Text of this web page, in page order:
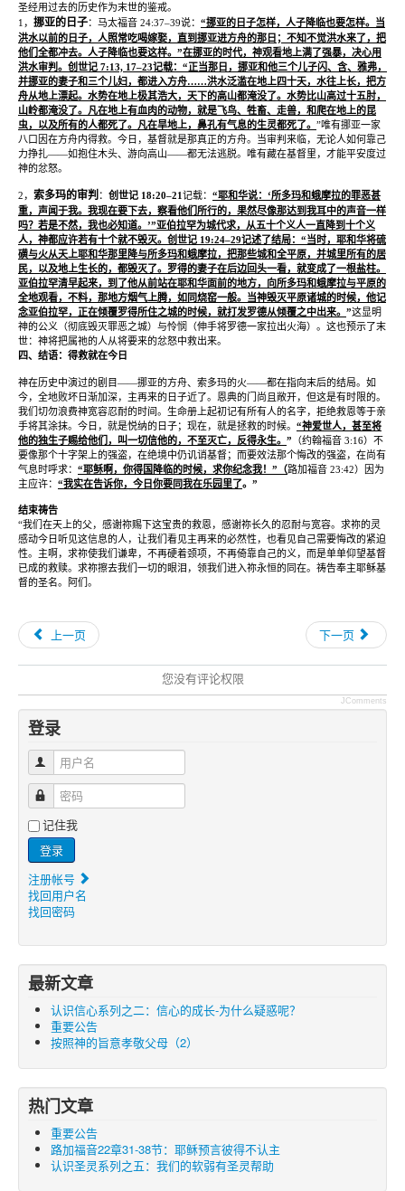
圣经用过去的历史作为末世的鉴戒。
1 ， 挪亚的日子：马太福音 24:37–39说： “挪亚的日子怎样，人子降临也要怎样。当
洪水以前的日子，人照常吃喝嫁娶，直到挪亚进方舟的那日；不知不觉洪水来了，把
他们全都冲去。人子降临也要这样。 ”在挪亚的时代，神观看地上满了强暴，决心用
洪水审判。创世记 7:13, 17–23记载： “正当那日，挪亚和他三个儿子闪、含、雅弗，
并挪亚的妻子和三个儿妇，都进入方舟……洪水泛滥在地上四十天，水往上长，把方
舟从地上漂起。水势在地上极其浩大，天下的高山都淹没了。水势比山高过十五肘，
山岭都淹没了。凡在地上有血肉的动物，就是飞鸟、牲畜、走兽，和爬在地上的昆
虫，以及所有的人都死了。凡在旱地上，鼻孔有气息的生灵都死了。 ”唯有挪亚一家
八口因在方舟内得救。今日，基督就是那真正的方舟。当审判来临，无论人如何靠己
力挣扎——如抱住木头、游向高山——都无法逃脱。唯有藏在基督里，才能平安度过
神的忿怒。
2 ， 索多玛的审判 ： 创世记 18:20–21记载： “耶和华说： ‘所多玛和蛾摩拉的罪恶甚
重，声闻于我。我现在要下去，察看他们所行的，果然尽像那达到我耳中的声音一样
吗？若是不然，我也必知道。 ’”亚伯拉罕为城代求，从五十个义人一直降到十个义
人，神都应许若有十个就不毁灭。创世记 19:24–29记述了结局： “当时，耶和华将硫
磺与火从天上耶和华那里降与所多玛和蛾摩拉，把那些城和全平原，并城里所有的居
民，以及地上生长的，都毁灭了。罗得的妻子在后边回头一看，就变成了一根盐柱。
亚伯拉罕清早起来，到了他从前站在耶和华面前的地方，向所多玛和蛾摩拉与平原的
全地观看，不料，那地方烟气上腾，如同烧窑一般。当神毁灭平原诸城的时候，他记
念亚伯拉罕，正在倾覆罗得所住之城的时候，就打发罗德从倾覆之中出来。 ”这显明
神的公义（彻底毁灭罪恶之城）与怜悯（伸手将罗德一家拉出火海）。这也预示了末
世：神将把属祂的人从将要来的忿怒中救出来。
四、结语：得救就在今日
神在历史中演过的剧目——挪亚的方舟、索多玛的火——都在指向末后的结局。如
今，全地败坏日渐加深，主再来的日子近了。恩典的门尚且敞开，但这是有时限的。
我们切勿浪费神宽容忍耐的时间。生命册上起初记有所有人的名字，拒绝救恩等于亲
手将其涂抹。今日，就是悦纳的日子；现在，就是拯救的时候。 “神爱世人，甚至将
他的独生子赐给他们，叫一切信他的，不至灭亡，反得永生。 ” （约翰福音 3:16）不
要像那个十字架上的强盗，在绝境中仍讥诮基督；而要效法那个悔改的强盗，在尚有
气息时呼求： “耶稣啊，你得国降临的时候，求你纪念我！ ” （路加福音 23:42）因为
主应许： “我实在告诉你，今日你要同我在乐园里了。 ”
结束祷告
“我们在天上的父，感谢祢赐下这宝贵的救恩，感谢祢长久的忍耐与宽容。求祢的灵
感动今日听见这信息的人，让我们看见主再来的必然性，也看见自己需要悔改的紧迫
性。主啊，求祢使我们谦卑，不再硬着颈项，不再倚靠自己的义，而是单单仰望基督
已成的救赎。求祢擦去我们一切的眼泪，领我们进入祢永恒的同在。祷告奉主耶稣基
督的圣名。阿们。
上一页 下一页
您没有评论权限
JComments
登录
用户名
密码
记住我
登录
注册帐号
找回用户名
找回密码
最新文章
认识信心系列之二：信心的成长-为什么疑惑呢？
重要公告
按照神的旨意孝敬父母（2）
热门文章
重要公告
路加福音22章31-38节：耶稣预言彼得不认主
认识圣灵系列之五：我们的软弱有圣灵帮助